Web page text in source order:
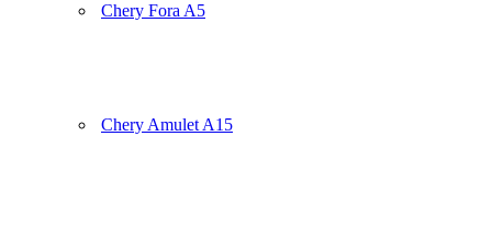
Chery Fora A5
Chery Amulet A15